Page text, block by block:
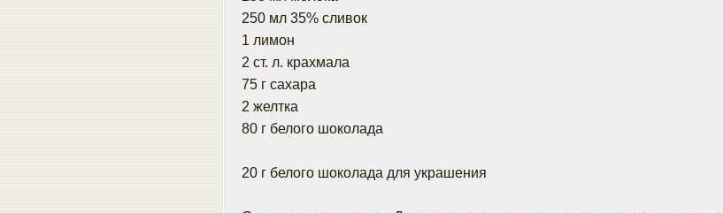
250 мл 35% сливок
1 лимон
2 ст. л. крахмала
75 г сахара
2 желтка
80 г белого шоколада
20 г белого шоколада для украшения